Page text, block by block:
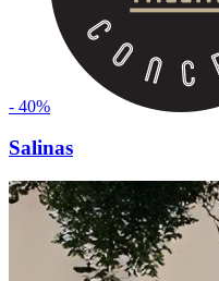
- 40%
Salinas